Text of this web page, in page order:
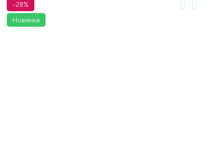
-28%
Новинка